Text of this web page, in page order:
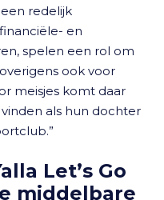
redelijk
en
spelen een rol om
ook voor
meisjes komt daar
als hun dochter
Let’s Go
middelbare